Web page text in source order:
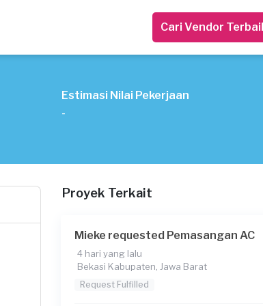
Cari Vendor
Estimasi Nilai Pekerjaan
-
Proyek Terkait
Mieke requested Pemasangan AC
4 hari yang lalu
Bekasi Kabupaten, Jawa Barat
Request Fulfilled